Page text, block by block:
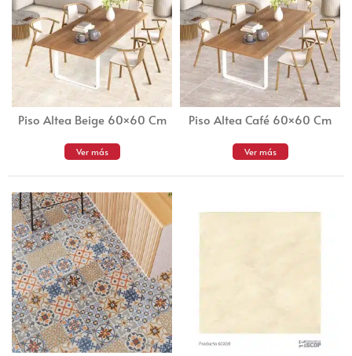
Piso Altea Beige 60×60 Cm
Ver más
Piso Altea Café 60×60 Cm
Ver más